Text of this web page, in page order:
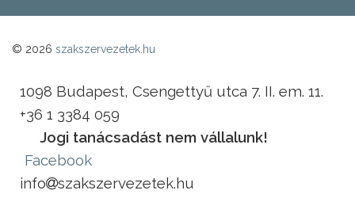
© 2026 szakszervezetek.hu
1098 Budapest, Csengettyű utca 7. II. em. 11.
+36 1 3384 059
Jogi tanácsadást nem vállalunk!
Facebook
info
szakszervezetek.hu